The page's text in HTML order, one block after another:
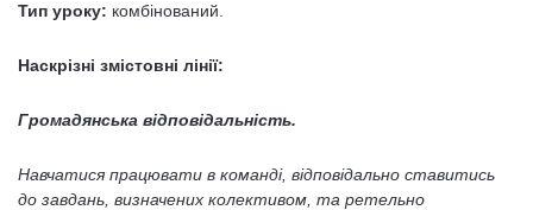
Тип уроку: комбінований.
Наскрізні змістовні лінії:
Громадянська відповідальність.
Навчатися працювати в команді, відповідально ставитись
до завдань, визначених колективом, та ретельно